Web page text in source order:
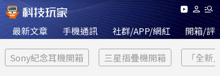
最新文章 手機通訊 社群/APP/網紅 開箱/評
Sony紀念耳機開箱 三星摺疊機開箱 「全新